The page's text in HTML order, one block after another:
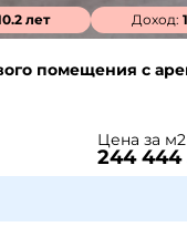
лет Доход:
помещения с
Цена за м2
244 444